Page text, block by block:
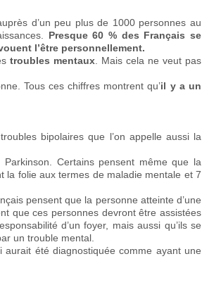
d’un peu plus de 1000 personnes au
Presque 60 % des Français se
l’être personnellement.
troubles mentaux . Mais cela ne veut pas
Tous ces chiffres montrent qu’il y a un
bipolaires que l’on appelle aussi la
Certains pensent même que la
la folie aux termes de maladie mentale et 7
pensent que la personne atteinte d’une
que ces personnes devront être assistées
d’un foyer, mais aussi qu’ils se
un trouble mental.
été diagnostiquée comme ayant une